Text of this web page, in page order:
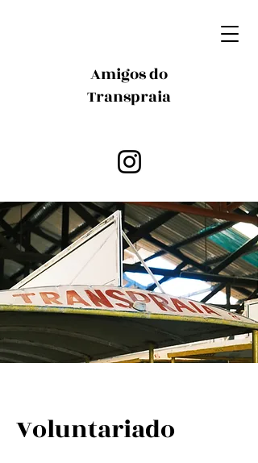
Amigos do
Transpraia
Voluntariado